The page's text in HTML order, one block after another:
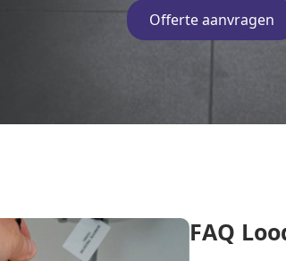
Offerte aanvragen
FAQ